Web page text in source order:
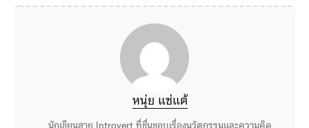
หนุ่ย แซ่แต้